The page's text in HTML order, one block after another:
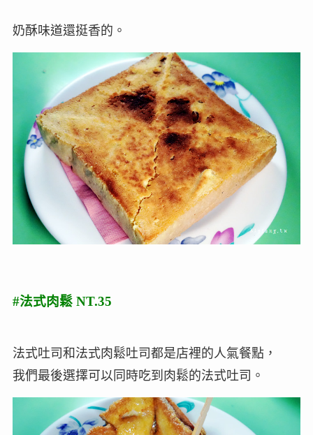
奶酥味道還挺香的。
#法式肉鬆 NT.35
法式吐司和法式肉鬆吐司都是店裡的人氣餐點，
我們最後選擇可以同時吃到肉鬆的法式吐司。